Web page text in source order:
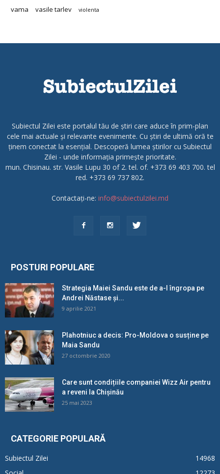
vama vasile tarlev violenta
Subiectul Zilei este portalul tău de știri care aduce în prim-plan
cele mai actuale și relevante evenimente. Cu știri de ultimă oră te
ținem conectat la esențial. Descoperă lumea știrilor cu Subiectul
Zilei - unde informația primește prioritate.
mun. Chisinau. str. Vasile Lupu 30 of 2. tel. of. +373 69 403 700. tel
red. +373 69 737 802.
Contactați-ne: info@subiectulzilei.md
POSTURI POPULARE
Strategia Maiei Sandu este de a-l îngropa pe
Andrei Năstase și...
9 aprilie 2021
Plahotniuc a decis: Pro-Moldova o susține pe
Maia Sandu
27 octombrie 2020
Care sunt condițiile companiei Wizz Air pentru
a reveni la Chișinău
25 mai 2023
CATEGORIE POPULARĂ
Subiectul Zilei
14968